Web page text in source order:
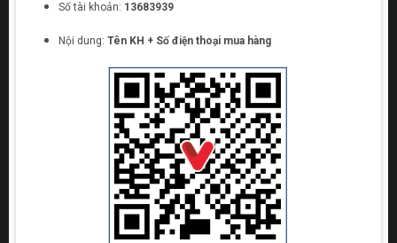
Số tài khoản: 13683939
Nội dung: Tên KH + Số điện thoại mua hàng